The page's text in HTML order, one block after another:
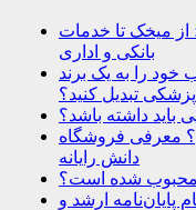
از میخک تا خدمات
بانکی و اداری
را به یک برند
پزشکی تبدیل کنید؟
باید داشته باشد؟
معرفی فروشگاه
دانش رایانه
محبوب شده است؟
پایان‌نامه ارشد و